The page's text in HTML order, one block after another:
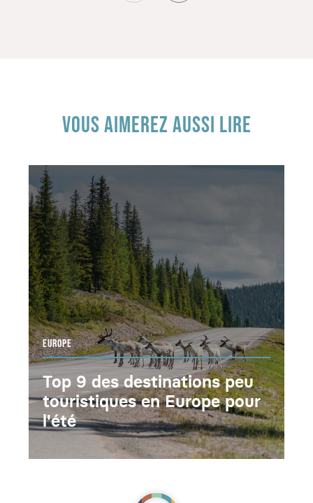
VOUS AIMEREZ AUSSI LIRE
EUROPE
Top 9 des destinations peu
touristiques en Europe pour
l'été